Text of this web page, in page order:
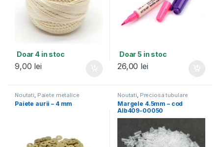
Doar 4 in stoc
9,00 lei
Doar 5 in stoc
26,00 lei
Noutati Paiete metalice
Paiete aurii – 4 mm
Noutati Preciosa tubulare
4.5mm
Margele 4.5mm – cod
Alb409-00050